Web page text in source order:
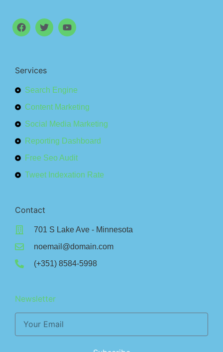
Services
Search Engine
Content Marketing
Social Media Marketing
Reporting Dashboard
Free Seo Audit
Tweet Indexation Rate
Contact
701 S Lake Ave - Minnesota
noemail@domain.com
(+351) 8584-5998
Newsletter